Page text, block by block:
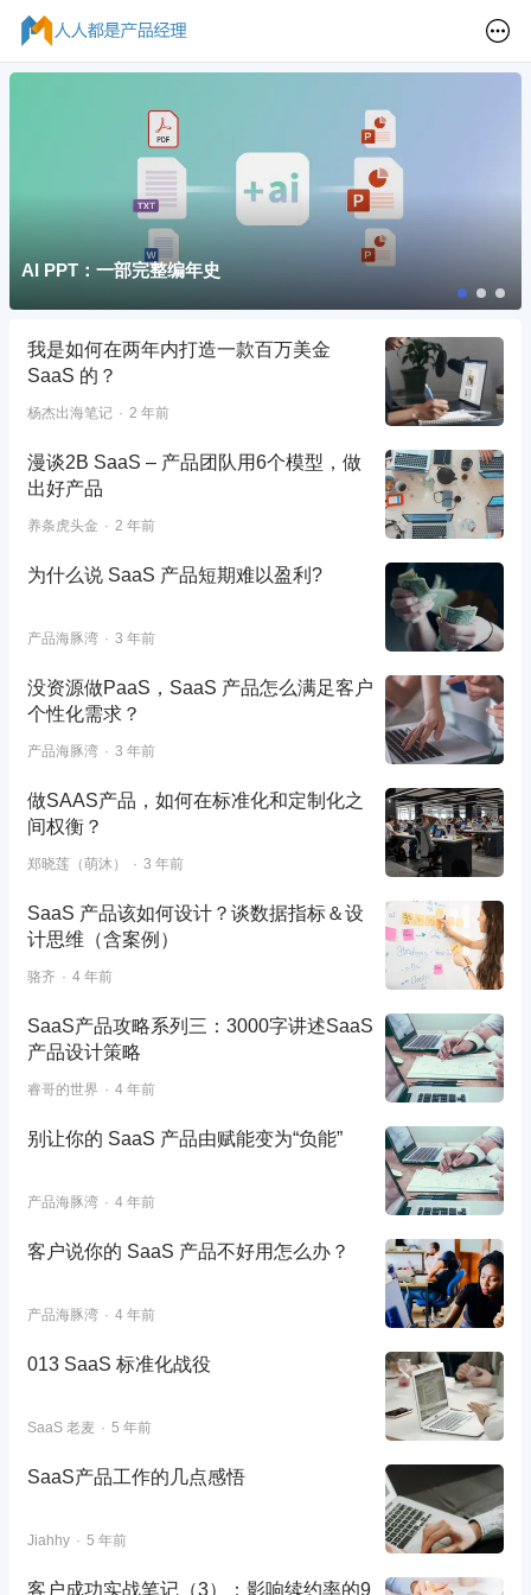
AI PPT：一部完整编年史
我是如何在两年内打造一款百万美金
SaaS 的？
杨杰出海笔记 2 年前
漫谈2B SaaS – 产品团队用6个模型，做
出好产品
养条虎头金 2 年前
为什么说 SaaS 产品短期难以盈利?
产品海豚湾 3 年前
没资源做PaaS，SaaS 产品怎么满足客户
个性化需求？
产品海豚湾 3 年前
做SAAS产品，如何在标准化和定制化之
间权衡？
郑晓莲（萌沐） 3 年前
SaaS 产品该如何设计？谈数据指标＆设
计思维（含案例）
骆齐 4 年前
​SaaS产品攻略系列三：3000字讲述SaaS
产品设计策略
睿哥的世界 4 年前
别让你的 SaaS 产品由赋能变为“负能”
产品海豚湾 4 年前
客户说你的 SaaS 产品不好用怎么办？
产品海豚湾 4 年前
013 SaaS 标准化战役
SaaS 老麦 5 年前
SaaS产品工作的几点感悟
Jiahhy 5 年前
客户成功实战笔记（3）：影响续约率的9